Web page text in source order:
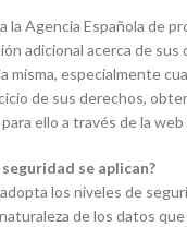
la Agencia Española de
adicional acerca de
misma, especialmente
de sus derechos,
ello a través de la web
se aplican?
los niveles de
de los datos